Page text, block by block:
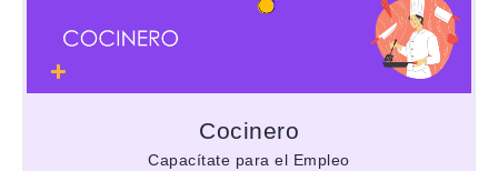
Cocinero
Capacítate para el Empleo